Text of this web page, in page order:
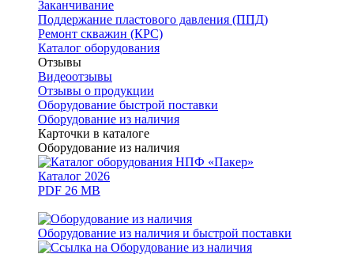
Заканчивание
Поддержание пластового давления (ППД)
Ремонт скважин (КРС)
Каталог оборудования
Отзывы
Видеоотзывы
Отзывы о продукции
Оборудование быстрой поставки
Оборудование из наличия
Карточки в каталоге
Оборудование из наличия
Каталог 2026
PDF 26 MB
Оборудование из наличия и быстрой поставки